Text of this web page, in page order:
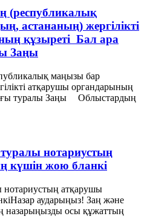
(республикалық
астананың) жергілікті
құзыреті Бал ара
Заңы
маңызы бар
атқарушы органдарының
туралы Заңы Облыстардың
нотариустың
күшін жою бланкі
нотариустың атқарушы
аударыңыз! Заң және
назарыңызды осы құжаттың